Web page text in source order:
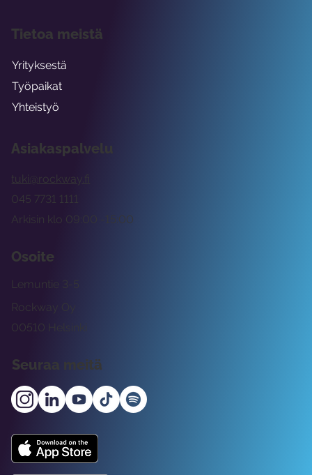
Asiakaspalvelu
tuki@rockway.fi
Arkisin klo 09:00 -15:00
045 7731 1111
Osoite
Rockway Oy
Lemuntie 3-5
00510 Helsinki
Seuraa meitä
Tietoa meistä
Yrityksestä
Työpaikat
Yhteistyö